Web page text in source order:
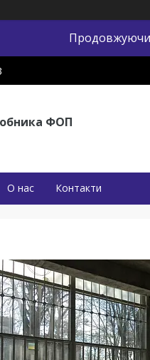
Продовжуючи
ФОП
О нас Контакти